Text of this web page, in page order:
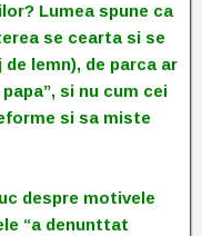
Lumea spune ca
se cearta si se
lemn), de parca ar
si nu cum cei
si sa miste
despre motivele
“a denunttat